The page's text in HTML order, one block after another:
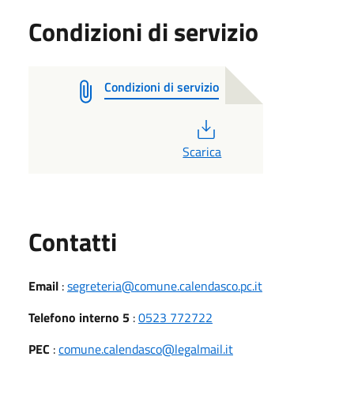
Condizioni di servizio
Condizioni di servizio
Scarica
Contatti
Email :segreteria@comune.calendasco.pc.it
Telefono interno 5 :0523 772722
PEC :comune.calendasco@legalmail.it